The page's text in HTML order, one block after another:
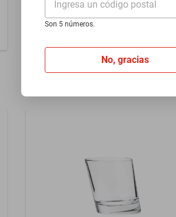
Ingresa un código postal
Son 5 números.
No, gracias
Para Cerveza 635 Ml.